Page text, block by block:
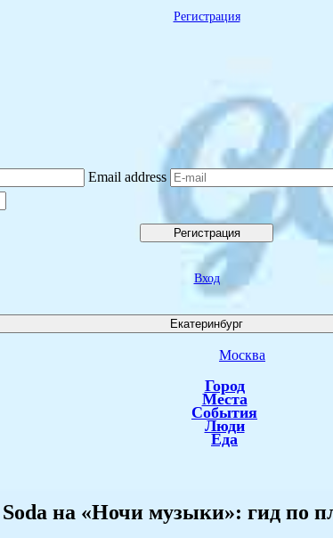
Регистрация
Email address
Регистрация
Вход
Екатеринбург
Москва
Город
Места
События
Люди
Еда
на «Ночи музыки»: гид по